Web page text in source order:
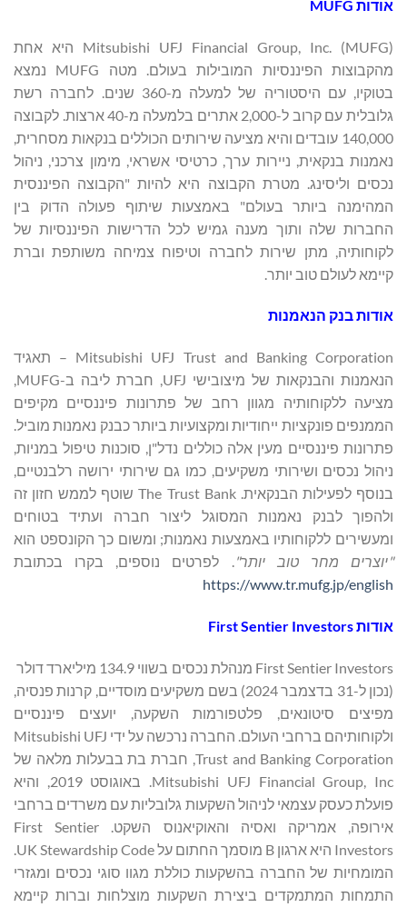
אודות MUFG
Mitsubishi UFJ Financial Group, Inc. (MUFG) היא אחת
מהקבוצות הפיננסיות המובילות בעולם. מטה MUFG נמצא
בטוקיו, עם היסטוריה של למעלה מ-360 שנים. לחברה רשת
גלובלית עם קרוב ל-2,000 אתרים בלמעלה מ-40 ארצות. לקבוצה
140,000 עובדים והיא מציעה שירותים הכוללים בנקאות מסחרית,
נאמנות בנקאית, ניירות ערך, כרטיסי אשראי, מימון צרכני, ניהול
נכסים וליסינג. מטרת הקבוצה היא להיות "הקבוצה הפיננסית
המהימנה ביותר בעולם" באמצעות שיתוף פעולה הדוק בין
החברות שלה ותוך מענה גמיש לכל הדרישות הפיננסיות של
לקוחותיה, מתן שירות לחברה וטיפוח צמיחה משותפת וברת
קיימא לעולם טוב יותר.
אודות בנק הנאמנות
Mitsubishi UFJ Trust and Banking Corporation – תאגיד
הנאמנות והבנקאות של מיצובישי UFJ, חברת ליבה ב-MUFG,
מציעה ללקוחותיה מגוון רחב של פתרונות פיננסיים מקיפים
הממנפים פונקציות ייחודיות ומקצועיות ביותר כבנק נאמנות מוביל.
פתרונות פיננסיים מעין אלה כוללים נדל"ן, סוכנות טיפול במניות,
ניהול נכסים ושירותי משקיעים, כמו גם שירותי ירושה רלבנטיים,
בנוסף לפעילות הבנקאית. The Trust Bank שוטף לממש חזון זה
ולהפוך לבנק נאמנות המסוגל ליצור חברה ועתיד בטוחים
ומעשירים ללקוחותיו באמצעות נאמנות; ומשום כך הקונספט הוא
"יוצרים מחר טוב יותר". לפרטים נוספים, בקרו בכתובת
https://www.tr.mufg.jp/english
אודותFirst Sentier Investors
First Sentier Investors מנהלת נכסים בשווי 134.9 מיליארד דולר
(נכון ל-31 בדצמבר 2024) בשם משקיעים מוסדיים, קרנות פנסיה,
מפיצים סיטונאים, פלטפורמות השקעה, יועצים פיננסיים
ולקוחותיהם ברחבי העולם. החברה נרכשה על ידי Mitsubishi UFJ
Trust and Banking Corporation, חברת בת בבעלות מלאה של
Mitsubishi UFJ Financial Group, Inc. באוגוסט 2019, והיא
פועלת כעסק עצמאי לניהול השקעות גלובליות עם משרדים ברחבי
אירופה, אמריקה ואסיה והאוקיאנוס השקט. First Sentier
Investors היא ארגון B מוסמך החתום על UK Stewardship Code.
המומחיות של החברה בהשקעות כוללת מגוו סוגי נכסים ומגזרי
התמחות המתמקדים ביצירת השקעות מוצלחות וברות קיימא